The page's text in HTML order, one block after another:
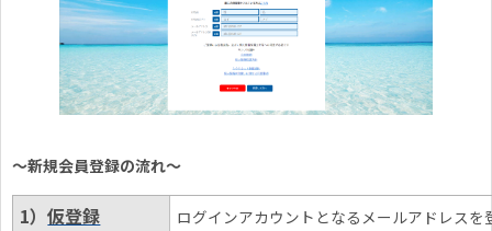
～新規会員登録の流れ～
1）仮登録 ログインアカウントとなるメールアドレスを